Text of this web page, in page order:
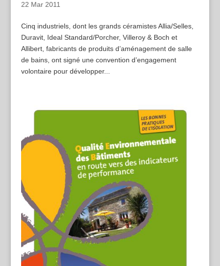
22 Mar 2011
Cinq industriels, dont les grands céramistes Allia/Selles,
Duravit, Ideal Standard/Porcher, Villeroy & Boch et
Allibert, fabricants de produits d’aménagement de salle
de bains, ont signé une convention d’engagement
volontaire pour développer...